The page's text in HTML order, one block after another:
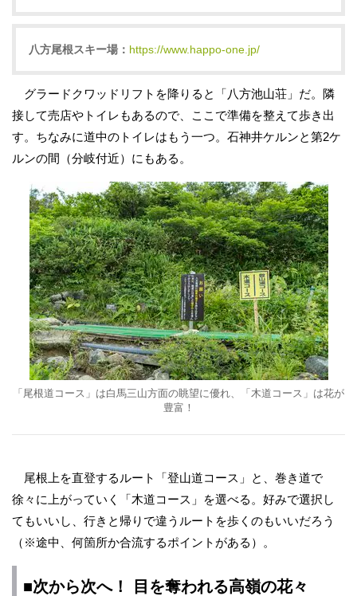
八方尾根スキー場： https://www.happo-one.jp/
グラードクワッドリフトを降りると「八方池山荘」だ。隣
接して売店やトイレもあるので、ここで準備を整えて歩き出
す。ちなみに道中のトイレはもう一つ。石神井ケルンと第2ケ
ルンの間（分岐付近）にもある。
「尾根道コース」は白馬三山方面の眺望に優れ、「木道コース」は花が
豊富！
尾根上を直登するルート「登山道コース」と、巻き道で
徐々に上がっていく「木道コース」を選べる。好みで選択し
てもいいし、行きと帰りで違うルートを歩くのもいいだろう
（※途中、何箇所か合流するポイントがある）。
■次から次へ！ 目を奪われる高嶺の花々